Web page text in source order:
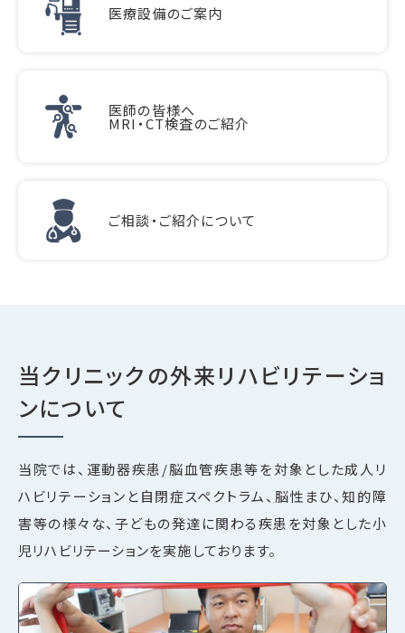
医療設備のご案内
医師の皆様へ
MRI・CT検査のご紹介
ご相談・ご紹介について
当クリニックの外来リハビリテーショ
ンについて
当院では、運動器疾患/脳血管疾患等を対象とした成人リ
ハビリテーションと自閉症スペクトラム、脳性まひ、知的障
害等の様々な、子どもの発達に関わる疾患を対象とした小
児リハビリテーションを実施しております。